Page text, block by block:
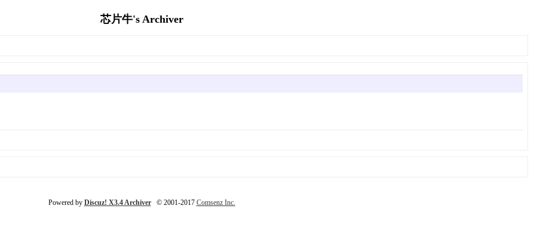
芯片牛's Archiver
Powered by Discuz! X3.4 Archiver© 2001-2017 Comsenz Inc.